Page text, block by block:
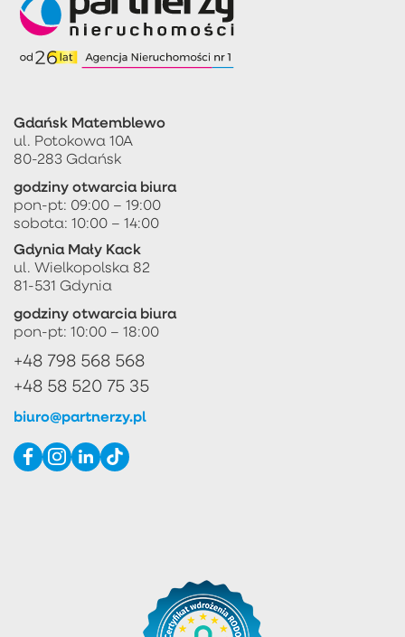
Gdańsk Matemblewo
ul. Potokowa 10A
80-283 Gdańsk
godziny otwarcia biura
pon-pt: 09:00 – 19:00
sobota: 10:00 – 14:00
Gdynia Mały Kack
ul. Wielkopolska 82
81-531 Gdynia
godziny otwarcia biura
pon-pt: 10:00 – 18:00
+48 798 568 568
+48 58 520 75 35
biuro@partnerzy.pl